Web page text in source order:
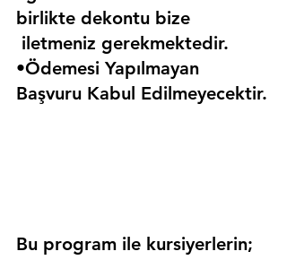
birlikte dekontu bize
iletmeniz gerekmektedir.
•Ödemesi Yapılmayan
Başvuru Kabul Edilmeyecektir.
Bu program ile kursiyerlerin;